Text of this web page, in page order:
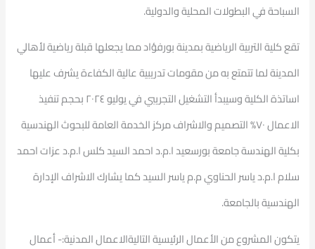
السباحة في البطولات المحلية والدولية.
تقع كلية التربية الرياضية بمدينة بورفؤاد مما يجعلها قبلة رياضية لأهالي
المدينة لما تتمتع به من مقومات تدريبية عالية الكفاءة يشرف عليها
اساتذة الكلية وسيبدأ التشغيل التجريبي في يوليو ٢٠٢٤ بحجم تنفيذ
الاعمال ٧٠% التصميم والاشراف مركز الخدمة العامة للبحوث الهندسية
بكلية الهندسة جامعة بورسعيد ا.م.د احمد السيد كلس ا.م.د عزات احمد
سلام ا.م.د ياسر الحناوي م.م ياسر السيد كما يشارك الاشراف الإدارة
الهندسية بالجامعة.
يتكون المشروع من الأعمال الرئيسية التاليةالاعمال المدنية:- أعمال